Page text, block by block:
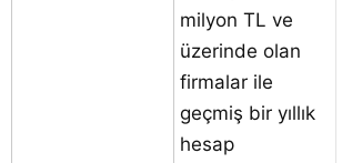
milyon TL ve
üzerinde olan
firmalar ile
geçmiş bir yıllık
hesap